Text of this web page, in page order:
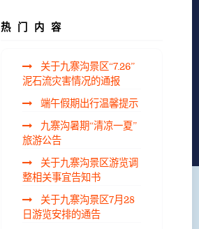
热门内容
关于九寨沟景区“7.26”
泥石流灾害情况的通报
端午假期出行温馨提示
九寨沟暑期“清凉一夏”
旅游公告
关于九寨沟景区游览调
整相关事宜告知书
关于九寨沟景区7月28
日游览安排的通告